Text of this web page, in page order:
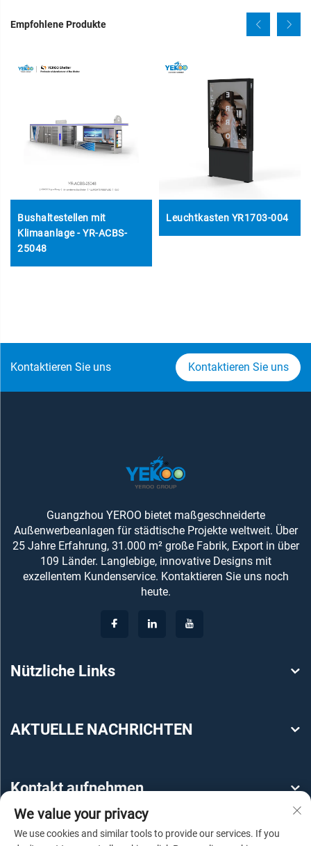
Empfohlene Produkte
Bushaltestellen mit
Klimaanlage - YR-ACBS-
25048
Leuchtkasten YR1703-004
Kontaktieren Sie uns Kontaktieren Sie uns
Guangzhou YEROO bietet maßgeschneiderte
Außenwerbeanlagen für städtische Projekte weltweit. Über
25 Jahre Erfahrung, 31.000 m² große Fabrik, Export in über
109 Länder. Langlebige, innovative Designs mit
exzellentem Kundenservice. Kontaktieren Sie uns noch
heute.
Nützliche Links
AKTUELLE NACHRICHTEN
Kontakt aufnehmen
We value your privacy
We use cookies and similar tools to provide our services. If you